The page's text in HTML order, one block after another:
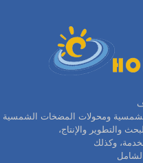
ومحولات المضخات الشمسية
والتطوير والإنتاج،
وكذلك